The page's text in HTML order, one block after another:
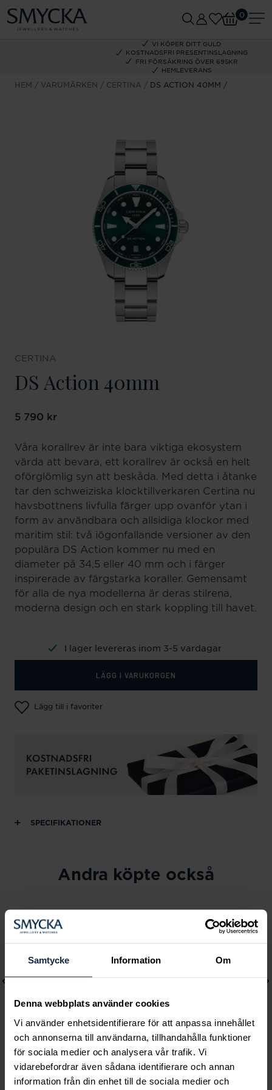
Samtycke Information Om
Denna webbplats använder cookies
Vi använder enhetsidentifierare för att anpassa innehållet
och annonserna till användarna, tillhandahålla funktioner
för sociala medier och analysera vår trafik. Vi
vidarebefordrar även sådana identifierare och annan
information från din enhet till de sociala medier och
VI KÖPER DITT GULD
KOSTNADSFRI PRESENTINSLAGNING
FRI FÖRSÄKRING ÖVER 695KR
HEMLEVERANS
0
HEM VARUMÄRKEN CERTINA DS ACTION 40MM
CERTINA
DS Action 40mm
Pris:5 790 kr
5 790 kr
Våra korallrev är inte bara viktiga ekosystem
värda att bevara, ett korallrev är också en helt
oförglömlig syn att beskåda. Med detta i åtanke
tar den schweiziska klocktillverkaren Certina nu
havsbottnens livfulla färger upp ovanför ytan i
form av användbara och allsidiga klockor med
maritim stil: två iögonfallande versioner av den
populära DS Action kommer nu med en
diameter på 34,5 eller 40 mm och i färger
inspirerade av färgstarka koraller. Gemensamt
för alla de nya modellerna är deras stilrena,
moderna design och en stark koppling till havet.
I lager levereras inom 3-5 vardagar
LÄGG I VARUKORGEN
Lägg till i favoriter
SPECIFIKATIONER
Andra köpte också
Lily and Rose
Emily pearl bracelet -
Mockberg
Royal Watch 28 mm